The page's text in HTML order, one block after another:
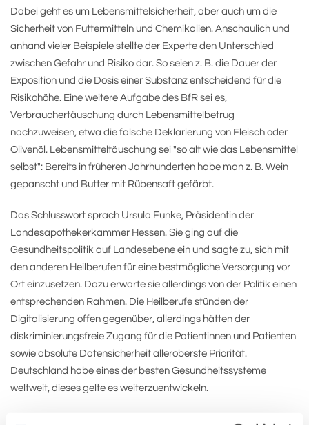
Dabei geht es um Lebensmittelsicherheit, aber auch um die
Sicherheit von Futtermitteln und Chemikalien. Anschaulich und
anhand vieler Beispiele stellte der Experte den Unterschied
zwischen Gefahr und Risiko dar. So seien z. B. die Dauer der
Exposition und die Dosis einer Substanz entscheidend für die
Risikohöhe. Eine weitere Aufgabe des BfR sei es,
Verbrauchertäuschung durch Lebensmittelbetrug
nachzuweisen, etwa die falsche Deklarierung von Fleisch oder
Olivenöl. Lebensmitteltäuschung sei "so alt wie das Lebensmittel
selbst": Bereits in früheren Jahrhunderten habe man z. B. Wein
gepanscht und Butter mit Rübensaft gefärbt.
Das Schlusswort sprach Ursula Funke, Präsidentin der
Landesapothekerkammer Hessen. Sie ging auf die
Gesundheitspolitik auf Landesebene ein und sagte zu, sich mit
den anderen Heilberufen für eine bestmögliche Versorgung vor
Ort einzusetzen. Dazu erwarte sie allerdings von der Politik einen
entsprechenden Rahmen. Die Heilberufe stünden der
Digitalisierung offen gegenüber, allerdings hätten der
diskriminierungsfreie Zugang für die Patientinnen und Patienten
sowie absolute Datensicherheit alleroberste Priorität.
Deutschland habe eines der besten Gesundheitssysteme
weltweit, dieses gelte es weiterzuentwickeln.